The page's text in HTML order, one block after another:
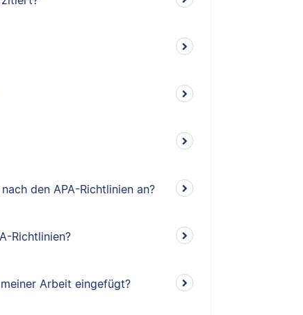
den APA-Richtlinien an?
Richtlinien?
Arbeit eingefügt?